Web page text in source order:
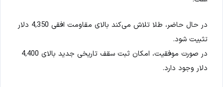
در حال حاضر، طلا تلاش می‌کند بالای مقاومت افقی 4,350 دلار
تثبیت شود.
در صورت موفقیت، امکان ثبت سقف تاریخی جدید بالای 4,400
دلار وجود دارد.